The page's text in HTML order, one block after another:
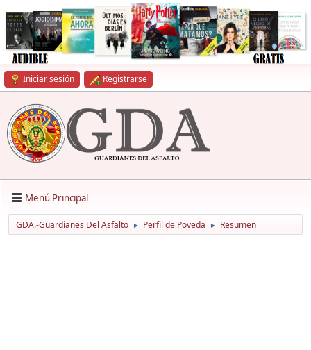
Iniciar sesión Registrarse
Menú Principal
GDA.-Guardianes Del Asfalto ► Perfil de Poveda ► Resumen